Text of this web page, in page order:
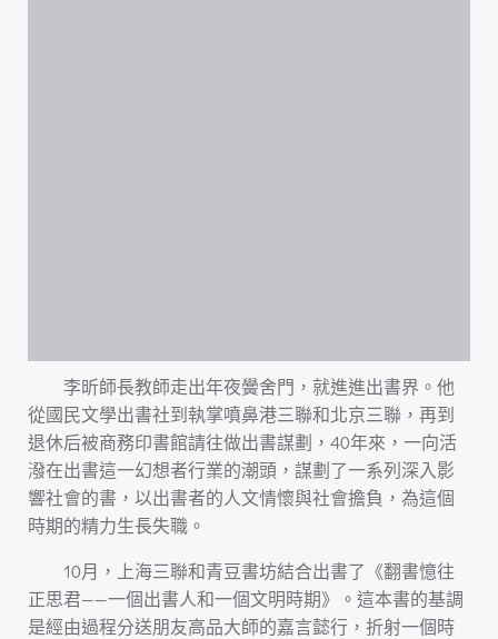
李昕師長教師走出年夜黌舍門，就進進出書界。他
從國民文學出書社到執掌噴鼻港三聯和北京三聯，再到
退休后被商務印書館請往做出書謀劃，40年來，一向活
潑在出書這一幻想者行業的潮頭，謀劃了一系列深入影
響社會的書，以出書者的人文情懷與社會擔負，為這個
時期的精力生長失職。
10月，上海三聯和青豆書坊結合出書了《翻書憶往
正思君——一個出書人和一個文明時期》。這本書的基調
是經由過程分送朋友高品大師的嘉言懿行，折射一個時